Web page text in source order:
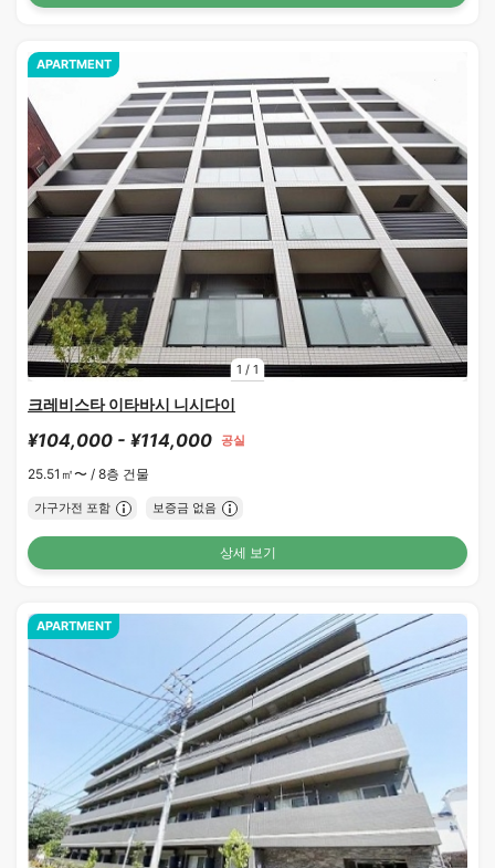
1 / 1
APARTMENT
크레비스타 이타바시 니시다이
¥104,000 - ¥114,000 공실
25.51㎡〜 / 8층 건물
가구가전 포함 보증금 없음
상세 보기
APARTMENT